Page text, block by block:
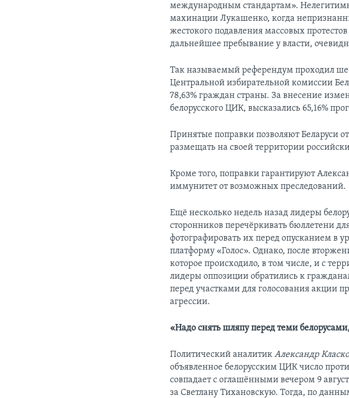
международным стандартам».
махинации Лукашенко, когда
жестокого подавления массовых
дальнейшее пребывание у власти,
Так называемый референдум проходил
Центральной избирательной комиссии
78,63% граждан страны. За внесение
белорусского ЦИК, высказались 65,16%
Принятые поправки позволяют Беларуси
размещать на своей территории
Кроме того, поправки гарантируют
иммунитет от возможных преследований.
Ещё несколько недель назад лидеры
сторонников перечёркивать бюллетени
фотографировать их перед опусканием в
платформу «Голос». Однако, после
которое происходило, в том числе, и с
лидеры оппозиции обратились к
перед участками для голосования акции
агрессии.
«Надо снять шляпу перед теми
Политический аналитикАлександр
объявленное белорусским ЦИК число
совпадает с оглашёнными вечером 9
за Светлану Тихановскую. Тогда, по